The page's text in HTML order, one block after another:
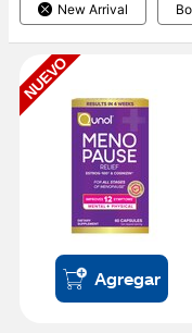
New Arrival
NUEVO
Agregar